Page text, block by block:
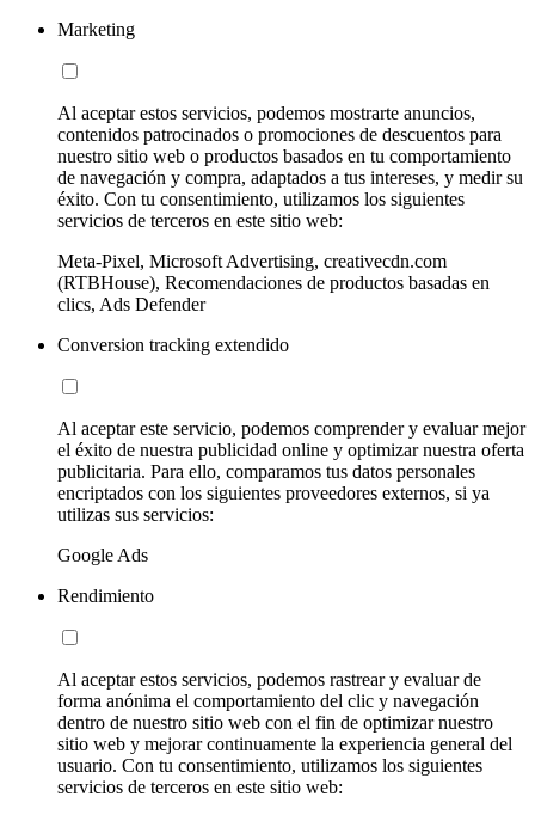
Marketing
Al aceptar estos servicios, podemos mostrarte anuncios,
contenidos patrocinados o promociones de descuentos para
nuestro sitio web o productos basados en tu comportamiento
de navegación y compra, adaptados a tus intereses, y medir su
éxito. Con tu consentimiento, utilizamos los siguientes
servicios de terceros en este sitio web:
Meta-Pixel, Microsoft Advertising, creativecdn.com
(RTBHouse), Recomendaciones de productos basadas en
clics, Ads Defender
Conversion tracking extendido
Al aceptar este servicio, podemos comprender y evaluar mejor
el éxito de nuestra publicidad online y optimizar nuestra oferta
publicitaria. Para ello, comparamos tus datos personales
encriptados con los siguientes proveedores externos, si ya
utilizas sus servicios:
Google Ads
Rendimiento
Al aceptar estos servicios, podemos rastrear y evaluar de
forma anónima el comportamiento del clic y navegación
dentro de nuestro sitio web con el fin de optimizar nuestro
sitio web y mejorar continuamente la experiencia general del
usuario. Con tu consentimiento, utilizamos los siguientes
servicios de terceros en este sitio web: